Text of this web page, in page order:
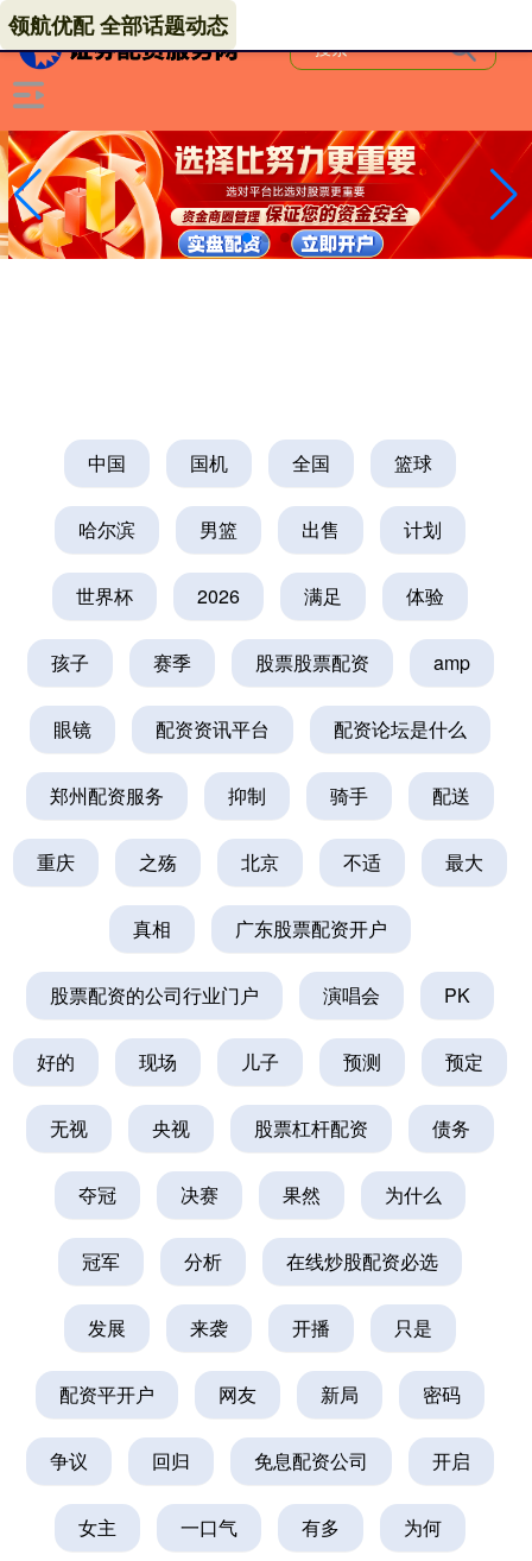
领航优配 全部话题动态
中国 国机 全国 篮球
哈尔滨 男篮 出售 计划
世界杯 2026 满足 体验
孩子 赛季 股票股票配资 amp
眼镜 配资资讯平台 配资论坛是什么
郑州配资服务 抑制 骑手 配送
重庆 之殇 北京 不适 最大
真相 广东股票配资开户
股票配资的公司行业门户 演唱会 PK
好的 现场 儿子 预测 预定
无视 央视 股票杠杆配资 债务
夺冠 决赛 果然 为什么
冠军 分析 在线炒股配资必选
发展 来袭 开播 只是
配资平开户 网友 新局 密码
争议 回归 免息配资公司 开启
女主 一口气 有多 为何